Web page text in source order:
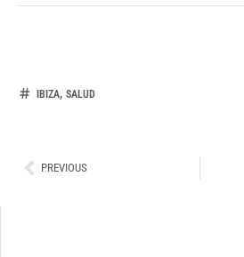
IBIZA, SALUD
AntPREVIOUS